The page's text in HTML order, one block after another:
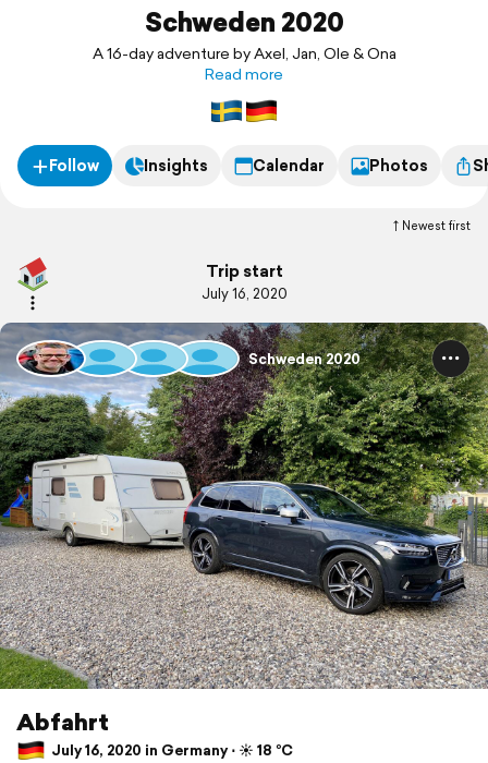
SupportSchweden 2020
A 16-day adventure by Axel, Jan, Ole & Ona
Read more
Follow Insights Calendar Photos
Newest first
Trip start
July 16, 2020
Schweden 2020
Abfahrt
July 16, 2020 in Germany ⋅ ☀️ 18 °C